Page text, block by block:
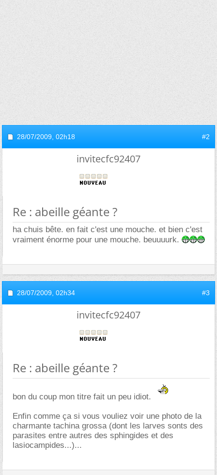
28/07/2009, 02h18 #2
invitecfc92407
Re : abeille géante ?
ha chuis bête. en fait c'est une mouche. et bien c'est
vraiment énorme pour une mouche. beuuuurk.
28/07/2009, 02h34 #3
invitecfc92407
Re : abeille géante ?
bon du coup mon titre fait un peu idiot.
Enfin comme ça si vous vouliez voir une photo de la
charmante tachina grossa (dont les larves sonts des
parasites entre autres des sphingides et des
lasiocampides...)...